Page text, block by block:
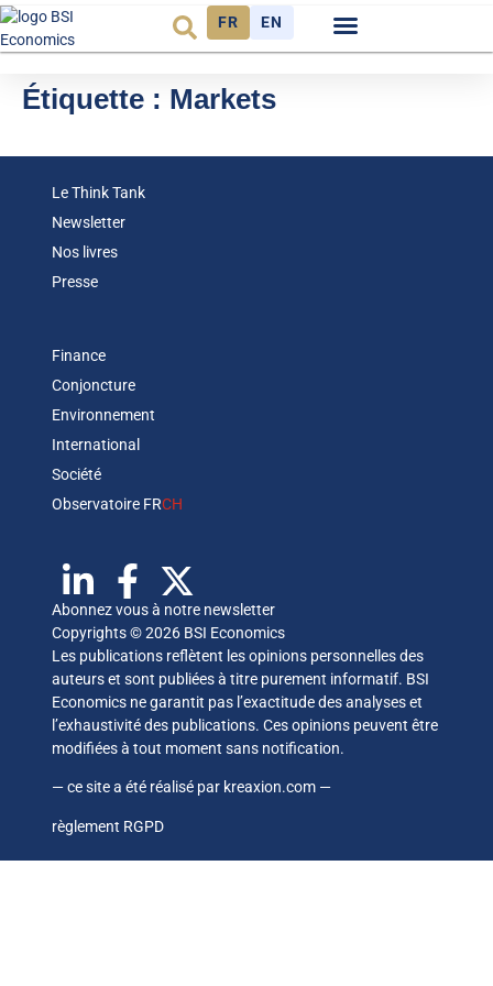
FR EN
Étiquette : Markets
Le Think Tank
Newsletter
Nos livres
Presse
Finance
Conjoncture
Environnement
International
Société
Observatoire FRCH
Abonnez vous à notre newsletter
Copyrights © 2026 BSI Economics
Les publications reflètent les opinions personnelles des
auteurs et sont publiées à titre purement informatif. BSI
Economics ne garantit pas l’exactitude des analyses et
l’exhaustivité des publications. Ces opinions peuvent être
modifiées à tout moment sans notification.
— ce site a été réalisé par kreaxion.com —
règlement RGPD